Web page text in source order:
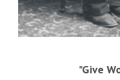
"Give